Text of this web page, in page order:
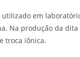
em
Na produção da
troca iônica.